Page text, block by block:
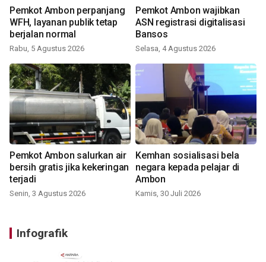
Pemkot Ambon perpanjang
WFH, layanan publik tetap
berjalan normal
Rabu, 5 Agustus 2026
Pemkot Ambon wajibkan
ASN registrasi digitalisasi
Bansos
Selasa, 4 Agustus 2026
Pemkot Ambon salurkan air
bersih gratis jika kekeringan
terjadi
Senin, 3 Agustus 2026
Kemhan sosialisasi bela
negara kepada pelajar di
Ambon
Kamis, 30 Juli 2026
Infografik